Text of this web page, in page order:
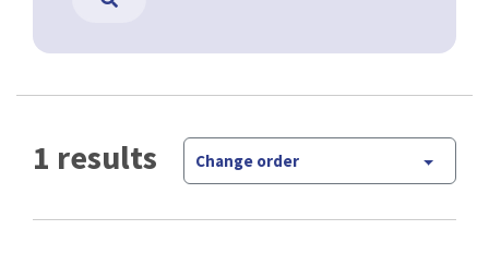
1 results Change order